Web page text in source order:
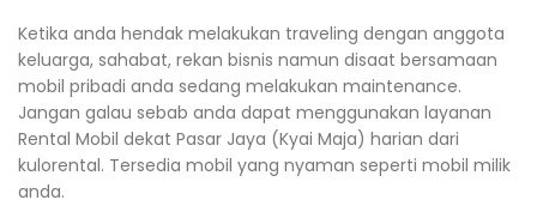
Ketika anda hendak melakukan traveling dengan anggota
keluarga, sahabat, rekan bisnis namun disaat bersamaan
mobil pribadi anda sedang melakukan maintenance.
Jangan galau sebab anda dapat menggunakan layanan
Rental Mobil dekat Pasar Jaya (Kyai Maja) harian dari
kulorental. Tersedia mobil yang nyaman seperti mobil milik
anda.